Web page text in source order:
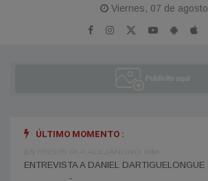
Viernes, 07 de agosto
ÚLTIMO MOMENTO :